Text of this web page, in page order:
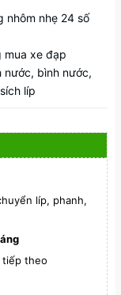
nhôm nhẹ 24 số
mua xe đạp
nước, bình nước,
líp
líp, phanh,
tiếp theo